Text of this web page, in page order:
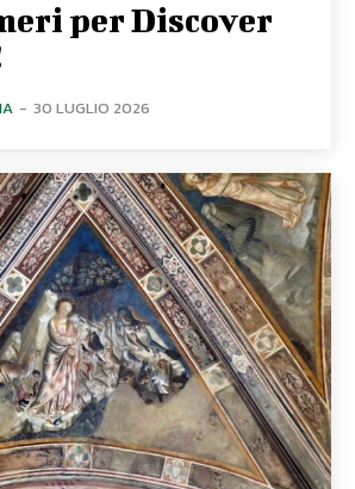
per Discover
- 30 LUGLIO 2026